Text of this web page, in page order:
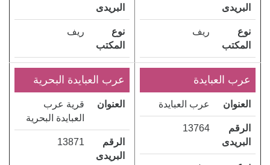
البريدى
نوع
المكتب
ريف
البريدى
نوع
المكتب
ريف
عرب العبايدة
العنوان عرب العبايدة
الرقم
البريدى
13764
عرب العبايدة البحرية
العنوان
قرية عرب
العبايدة البحرية
الرقم
البريدى
13871